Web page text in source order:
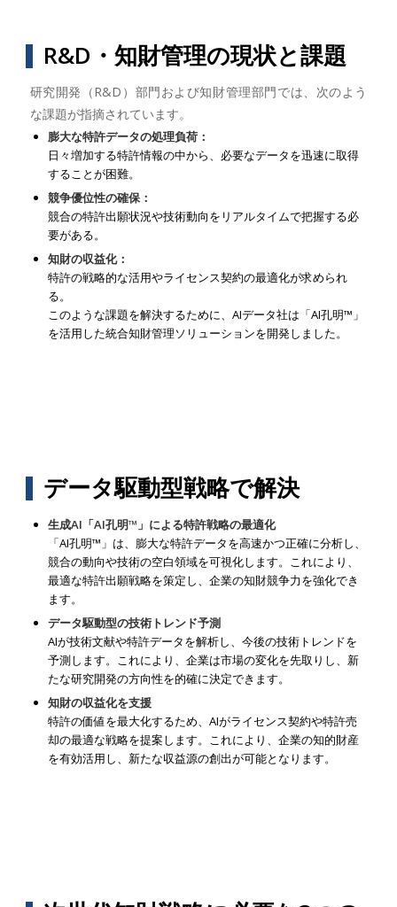
R&D・知財管理の現状と課題
研究開発（R&D）部門および知財管理部門では、次のよう
な課題が指摘されています。
膨大な特許データの処理負荷：
日々増加する特許情報の中から、必要なデータを迅速に取得
することが困難。
競争優位性の確保：
競合の特許出願状況や技術動向をリアルタイムで把握する必
要がある。
知財の収益化：
特許の戦略的な活用やライセンス契約の最適化が求められ
る。
このような課題を解決するために、AIデータ社は「AI孔明™」
を活用した統合知財管理ソリューションを開発しました。
データ駆動型戦略で解決
生成AI「AI孔明™」による特許戦略の最適化
「AI孔明™」は、膨大な特許データを高速かつ正確に分析し、
競合の動向や技術の空白領域を可視化します。これにより、
最適な特許出願戦略を策定し、企業の知財競争力を強化でき
ます。
データ駆動型の技術トレンド予測
AIが技術文献や特許データを解析し、今後の技術トレンドを
予測します。これにより、企業は市場の変化を先取りし、新
たな研究開発の方向性を的確に決定できます。
知財の収益化を支援
特許の価値を最大化するため、AIがライセンス契約や特許売
却の最適な戦略を提案します。これにより、企業の知的財産
を有効活用し、新たな収益源の創出が可能となります。